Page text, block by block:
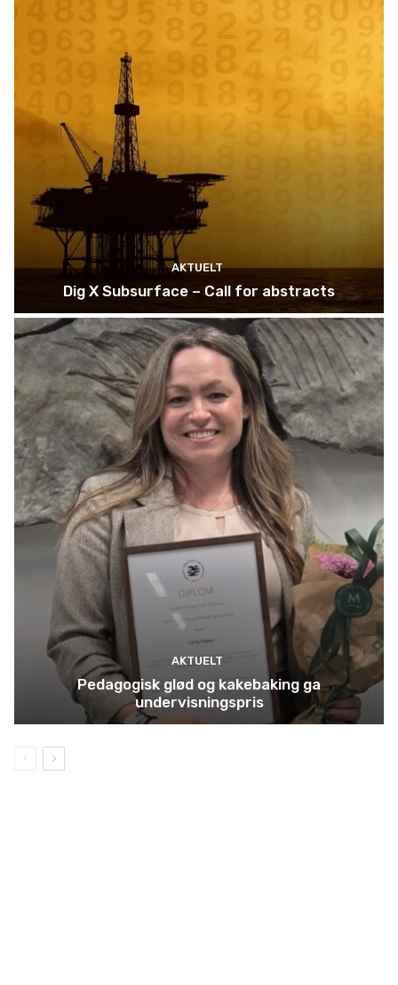
AKTUELT
Dig X Subsurface – Call for abstracts
AKTUELT
Pedagogisk glød og kakebaking ga
undervisningspris